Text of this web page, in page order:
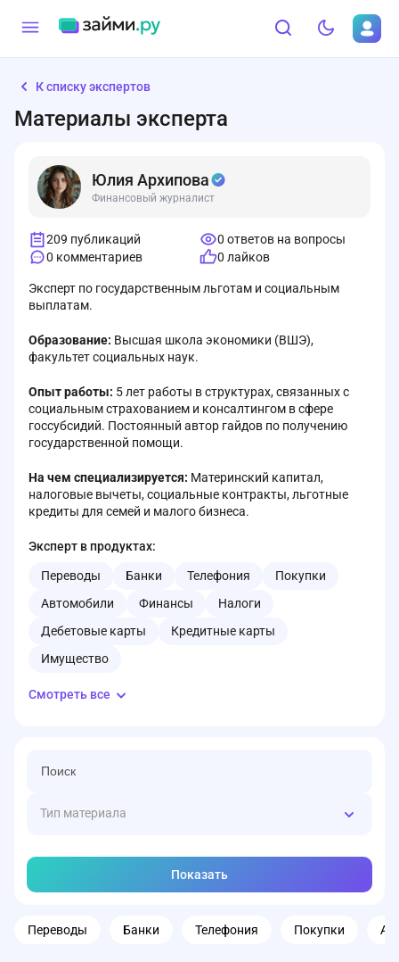
К списку экспертов
Материалы эксперта
Юлия Архипова
Финансовый журналист
209 публикаций
0 комментариев
0 ответов на вопросы
0 лайков
Эксперт по государственным льготам и социальным
выплатам.
Образование: Высшая школа экономики (ВШЭ),
факультет социальных наук.
Опыт работы: 5 лет работы в структурах, связанных с
социальным страхованием и консалтингом в сфере
госсубсидий. Постоянный автор гайдов по получению
государственной помощи.
На чем специализируется: Материнский капитал,
налоговые вычеты, социальные контракты, льготные
кредиты для семей и малого бизнеса.
Эксперт в продуктах:
Переводы Банки Телефония
Покупки
Автомобили
Финансы
Налоги
Дебетовые карты
Кредитные карты
Имущество
Смотреть все
Тип материала
Показать
Переводы Банки Телефония Покупки